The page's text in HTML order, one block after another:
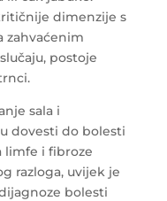
dimenzije s
zahvaćenim
postoje
sala i
dovesti do bolesti
limfe i fibroze
razloga, uvijek je
bolesti